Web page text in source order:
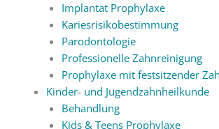
Implantat Prophylaxe
Kariesrisikobestimmung
Parodontologie
Professionelle Zahnreinigung
Prophylaxe mit festsitzender
Kinder- und Jugendzahnheilkunde
Behandlung
Kids & Teens Prophylaxe